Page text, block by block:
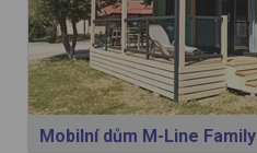
Mobilní dům M-Line Family